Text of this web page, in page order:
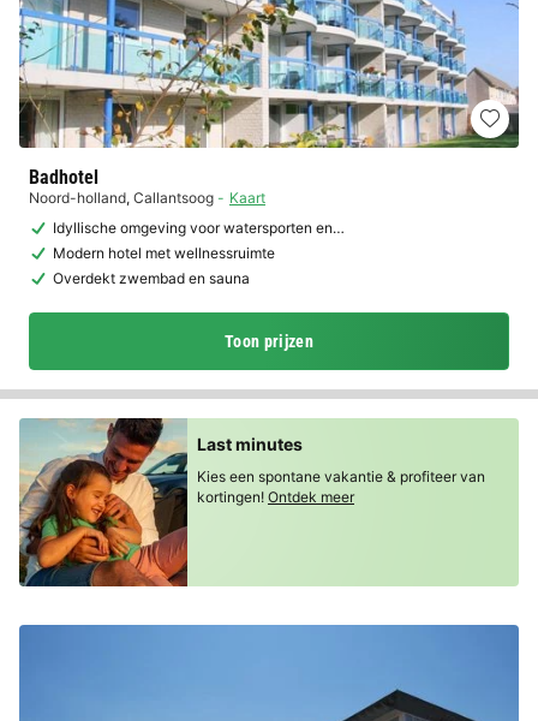
Badhotel
Noord-holland, Callantsoog
Kaart
Idyllische omgeving voor watersporten en…
Modern hotel met wellnessruimte
Overdekt zwembad en sauna
Toon prijzen
Last minutes
Kies een spontane vakantie & profiteer van
kortingen! Ontdek meer